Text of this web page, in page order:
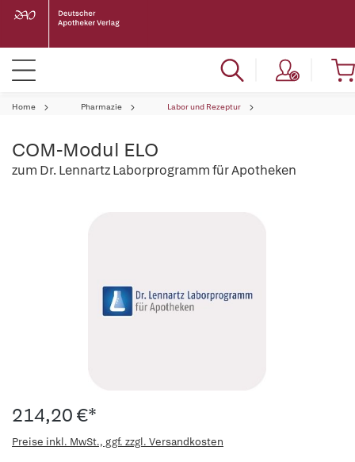
Home Pharmazie Labor und Rezeptur
COM-Modul ELO
zum Dr. Lennartz Laborprogramm für Apotheken
214,20 €*
Preise inkl. MwSt., ggf. zzgl. Versandkosten